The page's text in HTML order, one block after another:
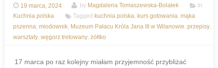
19 marca, 2024 by Magdalena Tomaszewska-Bolałek
In
Kuchnia polska
Tagged kuchnia polska, kurs gotowania, mąka
pszenna, miodownik, Muzeum Pałacu Króla Jana III w Wilanowie, przepisy,
warsztaty, węgorz tretowany, żółtko
17 marca po raz kolejny miałam przyjemność przybliżać